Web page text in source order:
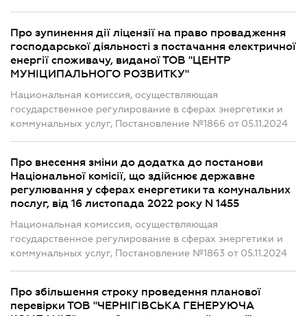
Про зупинення дії ліцензії на право провадження
господарської діяльності з постачання електричної
енергії споживачу, виданої ТОВ "ЦЕНТР
МУНІЦИПАЛЬНОГО РОЗВИТКУ"
Национальная комиссия, осуществляющая
государственное регулирование в сферах энергетики и
коммунальных услуг, Постановление №1866 от 05.11.2024
Про внесення зміни до додатка до постанови
Національної комісії, що здійснює державне
регулювання у сферах енергетики та комунальних
послуг, від 16 листопада 2022 року N 1455
Национальная комиссия, осуществляющая
государственное регулирование в сферах энергетики и
коммунальных услуг, Постановление №1863 от 05.11.2024
Про збільшення строку проведення планової
перевірки ТОВ "ЧЕРНІГІВСЬКА ГЕНЕРУЮЧА